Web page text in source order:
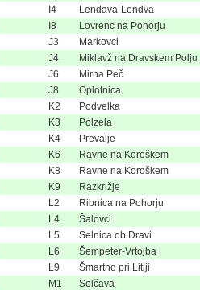
I4
Lendava-Lendva
I8
Lovrenc na Pohorju
J3
Markovci
J4
Miklavž na Dravskem Polju
J6
Mirna Peč
J8
Oplotnica
K2
Podvelka
K3
Polzela
K4
Prevalje
K6
Ravne na Koroškem
K8
Ravne na Koroškem
K9
Razkrižje
L2
Ribnica na Pohorju
L4
Šalovci
L5
Selnica ob Dravi
L6
Šempeter-Vrtojba
L9
Šmartno pri Litiji
M1
Solčava